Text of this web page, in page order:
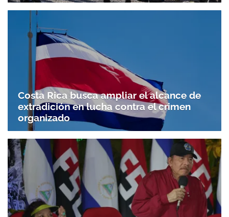
Costa Rica busca ampliar el alcance de
extradición en lucha contra el crimen
organizado